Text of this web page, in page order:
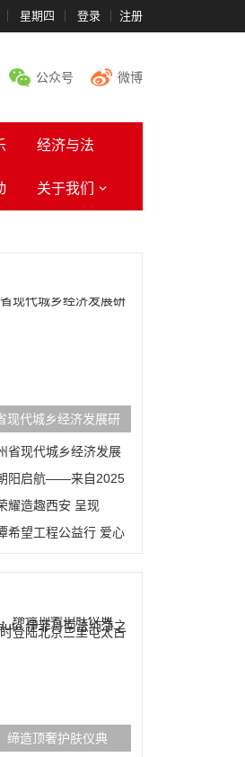
星期四 登录 注册
公众号 微博
经济与法
关于我们
现代城乡经济发展研
省现代城乡经济发展
阳启航——来自2025
耀造趣西安 呈现
希望工程公益行 爱心
缔造顶奢护肤仪典